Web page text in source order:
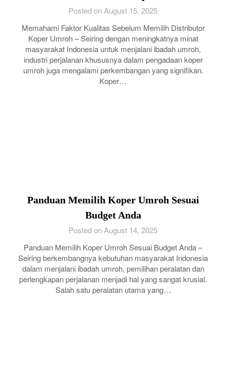
Posted on August 15, 2025
Memahami Faktor Kualitas Sebelum Memilih Distributor
Koper Umroh – Seiring dengan meningkatnya minat
masyarakat Indonesia untuk menjalani ibadah umroh,
industri perjalanan khususnya dalam pengadaan koper
umroh juga mengalami perkembangan yang signifikan.
Koper…
Panduan Memilih Koper Umroh Sesuai
Budget Anda
Posted on August 14, 2025
Panduan Memilih Koper Umroh Sesuai Budget Anda –
Seiring berkembangnya kebutuhan masyarakat Indonesia
dalam menjalani ibadah umroh, pemilihan peralatan dan
perlengkapan perjalanan menjadi hal yang sangat krusial.
Salah satu peralatan utama yang…